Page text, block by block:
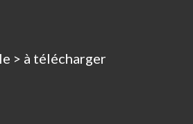
> à télécharger